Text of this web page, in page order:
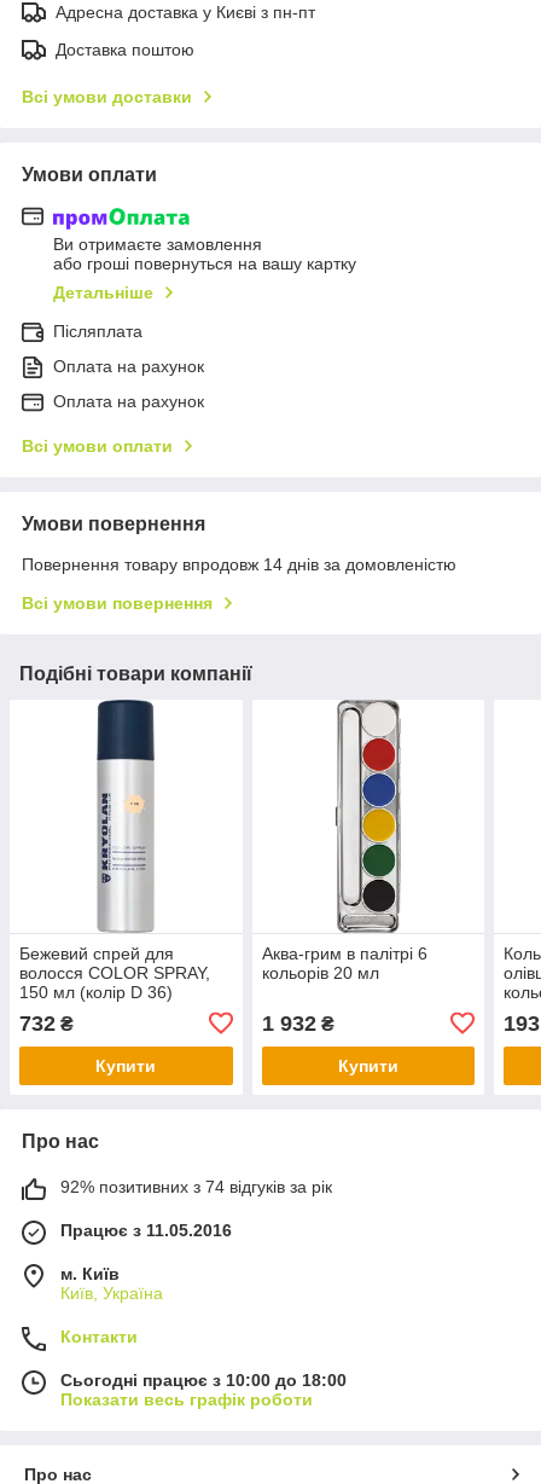
Адресна доставка у Києві з пн-пт
Доставка поштою
Всі умови доставки
Умови оплати
Ви отримаєте замовлення
або гроші повернуться на вашу картку
Детальніше
Післяплата
Оплата на рахунок
Оплата на рахунок
Всі умови оплати
Умови повернення
Повернення товару впродовж 14 днів за домовленістю
Всі умови повернення
Подібні товари компанії
Бежевий спрей для
волосся COLOR SPRAY,
150 мл (колір D 36)
732 ₴
Купити
Аква-грим в палітрі 6
кольорів 20 мл
1 932₴
Купити
193
Про нас
92% позитивних з 74 відгуків за рік
Працює з 11.05.2016
м. Київ
Київ, Україна
Контакти
Сьогодні працює з 10:00 до 18:00
Показати весь графік роботи
Про нас